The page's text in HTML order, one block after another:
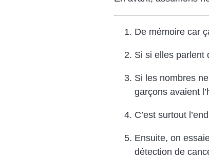
De mémoire car
Si si elles parlent
Si les nombres
garçons avaient
C’est surtout
Ensuite, on
détection de